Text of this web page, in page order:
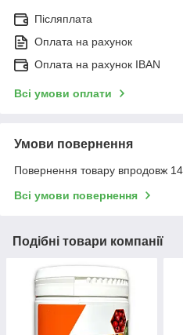
Післяплата
Оплата на рахунок
Оплата на рахунок IBAN
Всі умови оплати
Умови повернення
Повернення товару впродовж 14
Всі умови повернення
Подібні товари компанії